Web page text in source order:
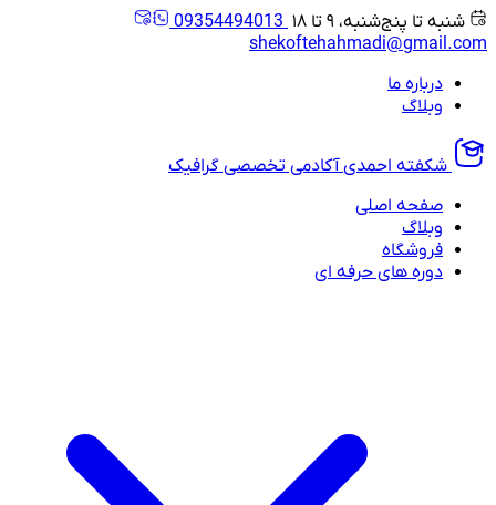
شنبه تا پنج‌شنبه، ۹ تا ۱۸
09354494013
shekoftehahmadi@gmail.com
درباره ما
وبلاگ
شکفته احمدی آکادمی تخصصی گرافیک
صفحه اصلی
وبلاگ
فروشگاه
دوره های حرفه ای